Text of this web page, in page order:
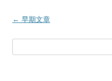
文
← 早期文章
索：